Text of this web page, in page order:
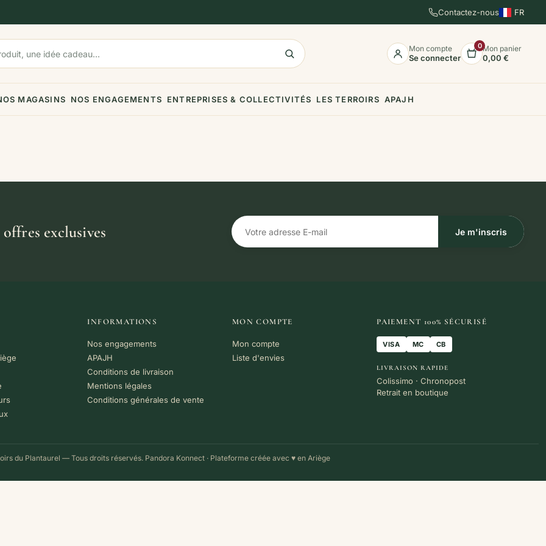
Contactez-nous
FR
EN
Mon compte
Se connecter
0Mon panier
0,00 €
MAGASINS NOS ENGAGEMENTS ENTREPRISES & COLLECTIVITÉS LES TERROIRS APAJH
exclusives Je m'inscris
INFORMATIONS
Nos engagements
APAJH
Conditions de livraison
Mentions légales
Conditions générales de vente
MON COMPTE
Mon compte
Liste d'envies
PAIEMENT 100% SÉCURISÉ
VISA MC CB
LIVRAISON RAPIDE
Colissimo · Chronopost
Retrait en boutique
du Plantaurel — Tous droits réservés. Pandora Konnect· Plateforme créée avec ♥ en Ariège